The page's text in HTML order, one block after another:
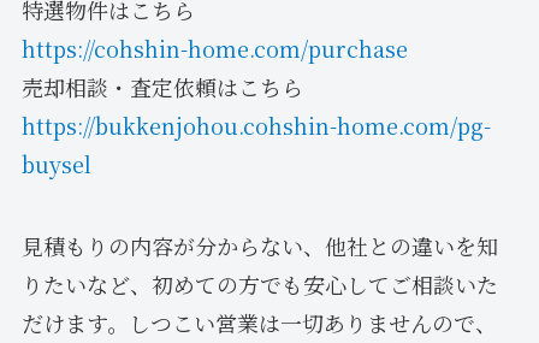
特選物件はこちら
https://cohshin-home.com/purchase
売却相談・査定依頼はこちら
https://bukkenjohou.cohshin-home.com/pg-
buysel
見積もりの内容が分からない、他社との違いを知
りたいなど、初めての方でも安心してご相談いた
だけます。しつこい営業は一切ありませんので、